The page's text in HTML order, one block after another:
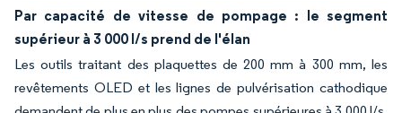
Par capacité de vitesse de pompage : le segment
supérieur à 3 000 l/s prend de l'élan
Les outils traitant des plaquettes de 200 mm à 300 mm, les
revêtements OLED et les lignes de pulvérisation cathodique